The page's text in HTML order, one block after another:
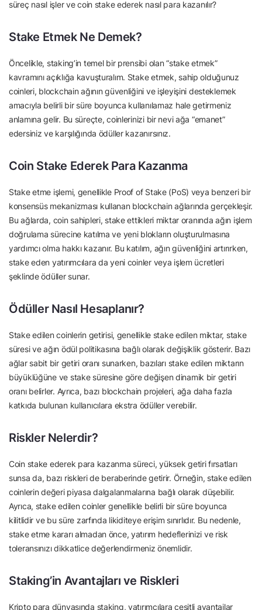
süreç nasıl işler ve coin stake ederek nasıl para kazanılır?
Stake Etmek Ne Demek?
Öncelikle, staking’in temel bir prensibi olan “stake etmek”
kavramını açıklığa kavuşturalım. Stake etmek, sahip olduğunuz
coinleri, blockchain ağının güvenliğini ve işleyişini desteklemek
amacıyla belirli bir süre boyunca kullanılamaz hale getirmeniz
anlamına gelir. Bu süreçte, coinlerinizi bir nevi ağa “emanet”
edersiniz ve karşılığında ödüller kazanırsınız.
Coin Stake Ederek Para Kazanma
Stake etme işlemi, genellikle Proof of Stake (PoS) veya benzeri bir
konsensüs mekanizması kullanan blockchain ağlarında gerçekleşir.
Bu ağlarda, coin sahipleri, stake ettikleri miktar oranında ağın işlem
doğrulama sürecine katılma ve yeni blokların oluşturulmasına
yardımcı olma hakkı kazanır. Bu katılım, ağın güvenliğini artırırken,
stake eden yatırımcılara da yeni coinler veya işlem ücretleri
şeklinde ödüller sunar.
Ödüller Nasıl Hesaplanır?
Stake edilen coinlerin getirisi, genellikle stake edilen miktar, stake
süresi ve ağın ödül politikasına bağlı olarak değişiklik gösterir. Bazı
ağlar sabit bir getiri oranı sunarken, bazıları stake edilen miktarın
büyüklüğüne ve stake süresine göre değişen dinamik bir getiri
oranı belirler. Ayrıca, bazı blockchain projeleri, ağa daha fazla
katkıda bulunan kullanıcılara ekstra ödüller verebilir.
Riskler Nelerdir?
Coin stake ederek para kazanma süreci, yüksek getiri fırsatları
sunsa da, bazı riskleri de beraberinde getirir. Örneğin, stake edilen
coinlerin değeri piyasa dalgalanmalarına bağlı olarak düşebilir.
Ayrıca, stake edilen coinler genellikle belirli bir süre boyunca
kilitlidir ve bu süre zarfında likiditeye erişim sınırlıdır. Bu nedenle,
stake etme kararı almadan önce, yatırım hedeflerinizi ve risk
toleransınızı dikkatlice değerlendirmeniz önemlidir.
Staking’in Avantajları ve Riskleri
Kripto para dünyasında staking, yatırımcılara çeşitli avantajlar